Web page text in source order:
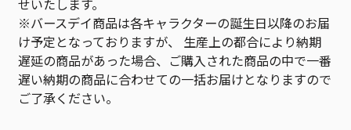
せいたします。
※バースデイ商品は各キャラクターの誕生日以降のお届
け予定となっておりますが、 生産上の都合により納期
遅延の商品があった場合、ご購入された商品の中で一番
遅い納期の商品に合わせての一括お届けとなりますので
ご了承ください。